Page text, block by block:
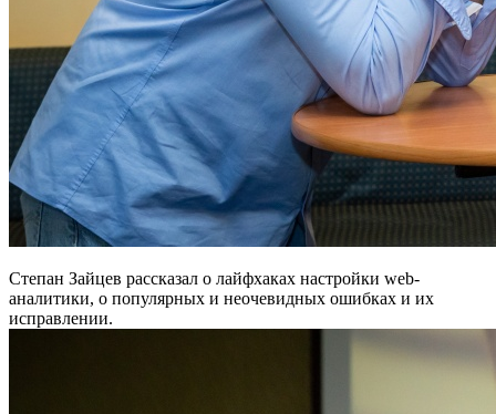
Степан Зайцев рассказал о лайфхаках настройки web-
аналитики, о популярных и неочевидных ошибках и их
исправлении.